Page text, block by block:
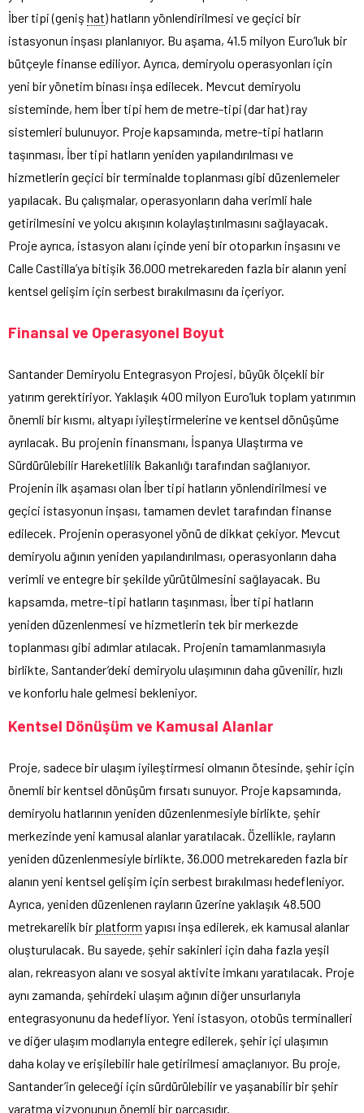
İber tipi (geniş hat) hatların yönlendirilmesi ve geçici bir
istasyonun inşası planlanıyor. Bu aşama, 41.5 milyon Euro’luk bir
bütçeyle finanse ediliyor. Ayrıca, demiryolu operasyonları için
yeni bir yönetim binası inşa edilecek. Mevcut demiryolu
sisteminde, hem İber tipi hem de metre-tipi (dar hat) ray
sistemleri bulunuyor. Proje kapsamında, metre-tipi hatların
taşınması, İber tipi hatların yeniden yapılandırılması ve
hizmetlerin geçici bir terminalde toplanması gibi düzenlemeler
yapılacak. Bu çalışmalar, operasyonların daha verimli hale
getirilmesini ve yolcu akışının kolaylaştırılmasını sağlayacak.
Proje ayrıca, istasyon alanı içinde yeni bir otoparkın inşasını ve
Calle Castilla’ya bitişik 36.000 metrekareden fazla bir alanın yeni
kentsel gelişim için serbest bırakılmasını da içeriyor.
Finansal ve Operasyonel Boyut
Santander Demiryolu Entegrasyon Projesi, büyük ölçekli bir
yatırım gerektiriyor. Yaklaşık 400 milyon Euro’luk toplam yatırımın
önemli bir kısmı, altyapı iyileştirmelerine ve kentsel dönüşüme
ayrılacak. Bu projenin finansmanı, İspanya Ulaştırma ve
Sürdürülebilir Hareketlilik Bakanlığı tarafından sağlanıyor.
Projenin ilk aşaması olan İber tipi hatların yönlendirilmesi ve
geçici istasyonun inşası, tamamen devlet tarafından finanse
edilecek. Projenin operasyonel yönü de dikkat çekiyor. Mevcut
demiryolu ağının yeniden yapılandırılması, operasyonların daha
verimli ve entegre bir şekilde yürütülmesini sağlayacak. Bu
kapsamda, metre-tipi hatların taşınması, İber tipi hatların
yeniden düzenlenmesi ve hizmetlerin tek bir merkezde
toplanması gibi adımlar atılacak. Projenin tamamlanmasıyla
birlikte, Santander’deki demiryolu ulaşımının daha güvenilir, hızlı
ve konforlu hale gelmesi bekleniyor.
Kentsel Dönüşüm ve Kamusal Alanlar
Proje, sadece bir ulaşım iyileştirmesi olmanın ötesinde, şehir için
önemli bir kentsel dönüşüm fırsatı sunuyor. Proje kapsamında,
demiryolu hatlarının yeniden düzenlenmesiyle birlikte, şehir
merkezinde yeni kamusal alanlar yaratılacak. Özellikle, rayların
yeniden düzenlenmesiyle birlikte, 36.000 metrekareden fazla bir
alanın yeni kentsel gelişim için serbest bırakılması hedefleniyor.
Ayrıca, yeniden düzenlenen rayların üzerine yaklaşık 48.500
metrekarelik bir platform yapısı inşa edilerek, ek kamusal alanlar
oluşturulacak. Bu sayede, şehir sakinleri için daha fazla yeşil
alan, rekreasyon alanı ve sosyal aktivite imkanı yaratılacak. Proje
aynı zamanda, şehirdeki ulaşım ağının diğer unsurlarıyla
entegrasyonunu da hedefliyor. Yeni istasyon, otobüs terminalleri
ve diğer ulaşım modlarıyla entegre edilerek, şehir içi ulaşımın
daha kolay ve erişilebilir hale getirilmesi amaçlanıyor. Bu proje,
Santander’in geleceği için sürdürülebilir ve yaşanabilir bir şehir
yaratma vizyonunun önemli bir parçasıdır.